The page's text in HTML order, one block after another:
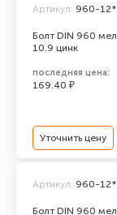
Болт DIN 960
10.9 цинк
Артикул: 960-
последняя цена:
169.40 ₽
Уточнить цену
Болт DIN 960
Артикул: 960-